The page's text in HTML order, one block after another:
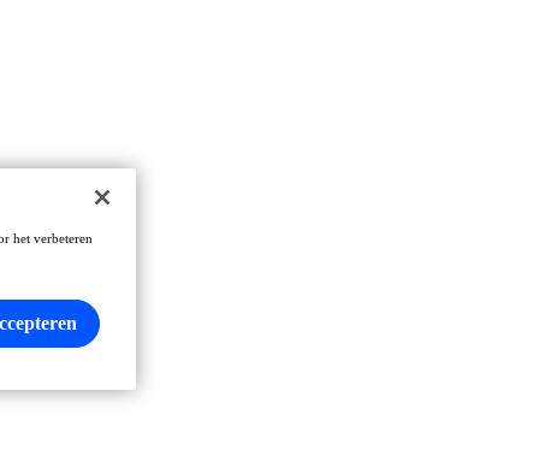
het verbeteren